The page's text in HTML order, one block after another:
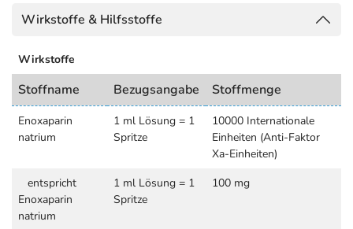
Wirkstoffe & Hilfsstoffe
Wirkstoffe
Stoffname Bezugsangabe Stoffmenge
Enoxaparin
natrium
1 ml Lösung = 1
Spritze
10000 Internationale
Einheiten (Anti-Faktor
Xa-Einheiten)
entspricht
Enoxaparin
natrium
1 ml Lösung = 1
Spritze
100 mg